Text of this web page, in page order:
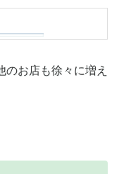
お店も徐々に増え